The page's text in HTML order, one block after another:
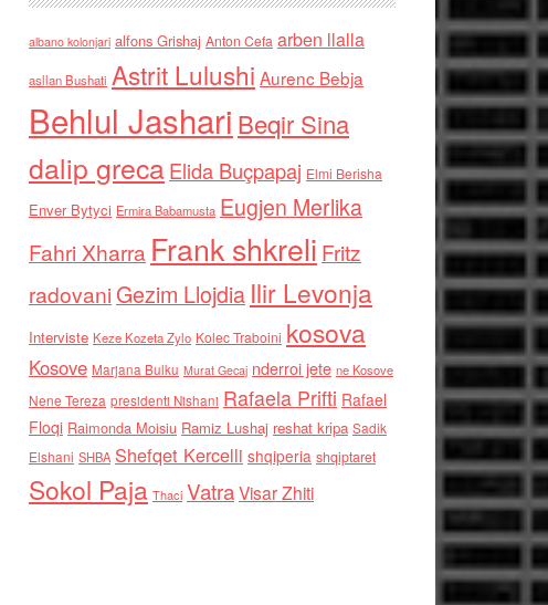
albano kolonjari alfons Grishaj Anton Cefa arben llalla
asllan Bushati Astrit Lulushi Aurenc Bebja
Behlul Jashari Beqir Sina
dalip grecaElida Buçpapaj Elmi Berisha
Enver Bytyci Ermira Babamusta Eugjen Merlika
Fahri Xharra Frank shkreli Fritz
radovaniGezim Llojdia Ilir Levonja
Interviste Keze Kozeta Zylo Kolec Traboini kosova
Kosove Marjana Bulku Murat Gecaj nderroi jete ne Kosove
Nene Tereza presidenti Nishani Rafaela Prifti Rafael
Floqi Raimonda Moisiu Ramiz Lushaj reshat kripa Sadik
Elshani SHBA Shefqet Kercelli shqiperia shqiptaret
Sokol Paja Thaci VatraVisar Zhiti